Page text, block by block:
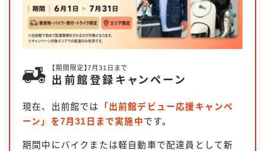
【期間限定】7月31日まで
出前館登録キャンペーン
現在、出前館では
「出前館デビュー応援キャンペ
ーン」を7月31日まで実施中です。
期間中にバイクまたは軽自動車で配達員として新